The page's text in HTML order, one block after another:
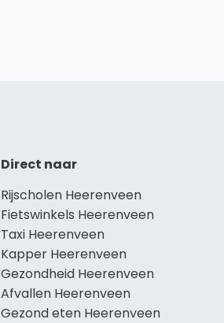
Direct naar
Rijscholen Heerenveen
Fietswinkels Heerenveen
Taxi Heerenveen
Kapper Heerenveen
Gezondheid Heerenveen
Afvallen Heerenveen
Gezond eten Heerenveen